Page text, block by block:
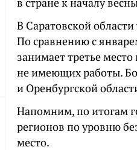
В Саратовской
По сравнению с
занимает третье
не имеющих работы.
и Оренбургской
Напомним, по итогам
регионов по уровню
место.